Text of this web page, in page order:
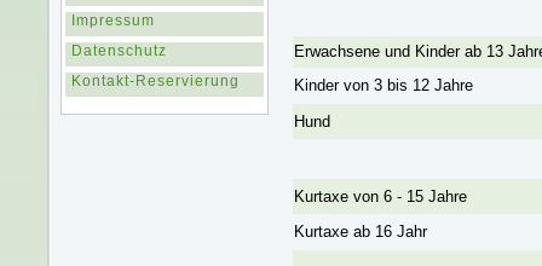
Impressum
Datenschutz
Kontakt-Reservierung
Erwachsene und Kinder ab 13
Kinder von 3 bis 12 Jahre
Hund
Kurtaxe von 6 - 15 Jahre
Kurtaxe ab 16 Jahr